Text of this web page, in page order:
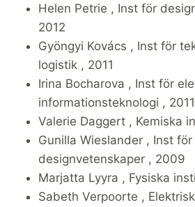
Helen Petrie , Inst för
2012
Gyöngyi Kovács , Inst för
logistik , 2011
Irina Bocharova , Inst för
informationsteknologi , 2011
Valerie Daggert , Kemiska
Gunilla Wieslander , Inst för
designvetenskaper , 2009
Marjatta Lyyra , Fysiska
Sabeth Verpoorte ,